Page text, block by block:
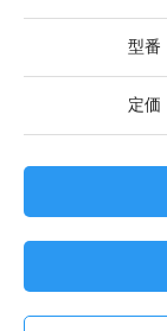
型番
定価